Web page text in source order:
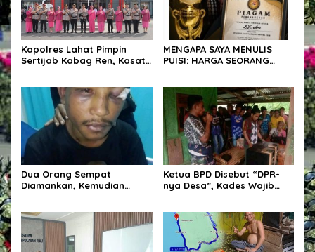
Kapolres Lahat Pimpin
Sertijab Kabag Ren, Kasat
Barat
MENGAPA SAYA MENULIS
PUISI: HARGA SEORANG
Dua Orang Sempat
Diamankan, Kemudian
Polres Sumba Timur
Ketua BPD Disebut “DPR-
nya Desa”, Kades Wajib
Anggaran.